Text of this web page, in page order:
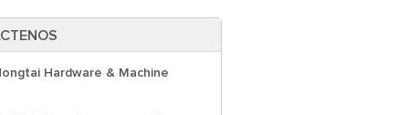
Hardware & Machine